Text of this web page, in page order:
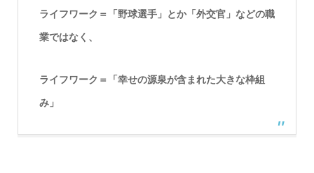
ライフワーク＝「野球選手」とか「外交官」などの職
業ではなく、
ライフワーク＝「幸せの源泉が含まれた大きな枠組
み」